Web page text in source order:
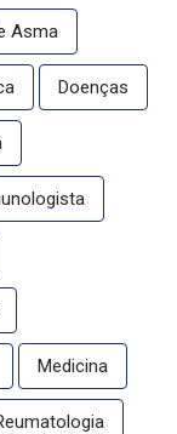
Asma
Doenças
Medicina